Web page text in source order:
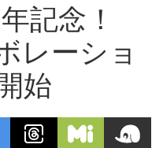
記念！
レーショ
始